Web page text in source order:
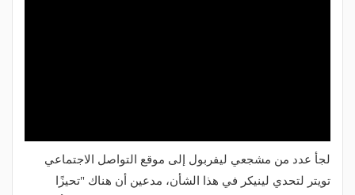
لجأ عدد من مشجعي ليفربول إلى موقع التواصل الاجتماعي
تويتر لتحدي لينيكر في هذا الشأن، مدعين أن هناك "تحيزًا